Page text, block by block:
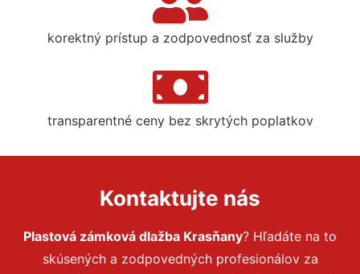
korektný prístup a zodpovednosť za služby
transparentné ceny bez skrytých poplatkov
Kontaktujte nás
Plastová zámková dlažba Krasňany? Hľadáte na to
skúsených a zodpovedných profesionálov za